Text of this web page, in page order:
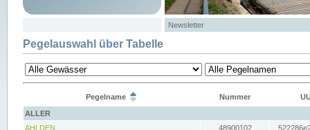
Newsletter
Pegelauswahl über Tabelle
Pegelname Nummer
ALLER
AHLDEN
48900102